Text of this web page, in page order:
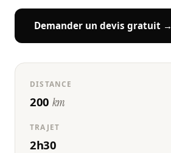
Demander un devis gratuit →
DISTANCE
200 km
TRAJET
2h30